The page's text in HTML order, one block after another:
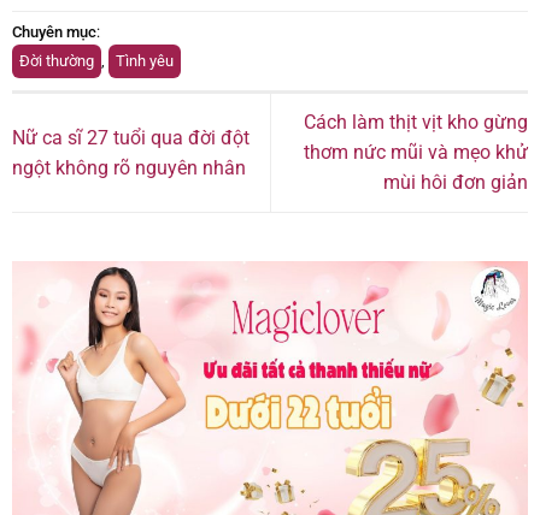
Chuyên mục:
Đời thường
Tình yêu
Nữ ca sĩ 27 tuổi qua đời đột
ngột không rõ nguyên nhân
Cách làm thịt vịt kho gừng
thơm nức mũi và mẹo khử
mùi hôi đơn giản